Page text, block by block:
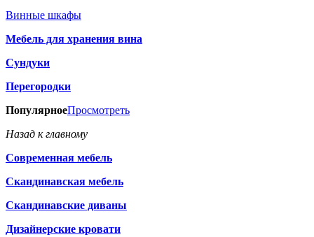
Винные шкафы
Мебель для хранения вина
Сундуки
Перегородки
ПопулярноеПросмотреть
Назад к главному
Современная мебель
Скандинавская мебель
Скандинавские диваны
Дизайнерские кровати